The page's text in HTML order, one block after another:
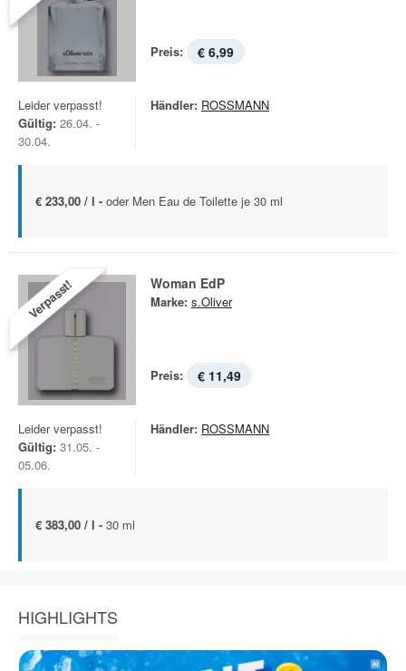
Preis: € 6,99
Leider verpasst!
Gültig: 26.04. -
30.04.
Händler: ROSSMANN
€ 233,00 / l - oder Men Eau de Toilette je 30 ml
Verpasst! Woman EdP
Marke: s.Oliver
Preis: € 11,49
Leider verpasst!
Gültig: 31.05. -
05.06.
Händler: ROSSMANN
€ 383,00 / l - 30 ml
HIGHLIGHTS